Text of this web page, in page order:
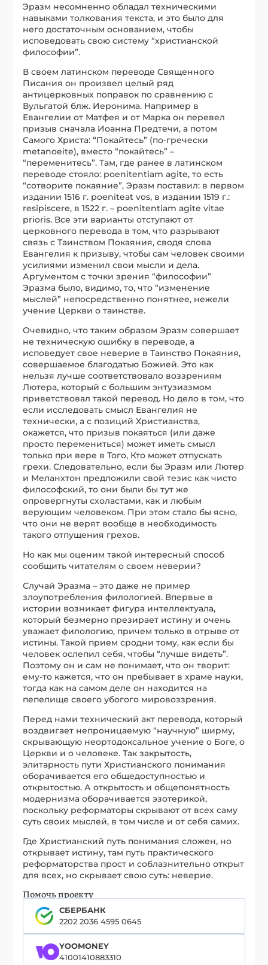
Эразм несомненно обладал техническими
навыками толкования текста, и это было для
него достаточным основанием, чтобы
исповедовать свою систему “христианской
философии”.
В своем латинском переводе Священного
Писания он произвел целый ряд
антицерковных поправок по сравнению с
Вульгатой блж. Иеронима. Например в
Евангелии от Матфея и от Марка он перевел
призыв сначала Иоанна Предтечи, а потом
Самого Христа: “Покайтесь” (по-гречески
metanoeite), вместо “покайтесь” –
“переменитесь”. Там, где ранее в латинском
переводе стояло: poenitentiam agite, то есть
“сотворите покаяние”, Эразм поставил: в первом
издании 1516 г. poeniteat vos, в издании 1519 г.:
resipiscere, в 1522 г. – poenitentiam agite vitae
prioris. Все эти варианты отступают от
церковного перевода в том, что разрывают
связь с Таинством Покаяния, сводя слова
Евангелия к призыву, чтобы сам человек своими
усилиями изменил свои мысли и дела.
Аргументом с точки зрения “философии”
Эразма было, видимо, то, что “изменение
мыслей” непосредственно понятнее, нежели
учение Церкви о таинстве.
Очевидно, что таким образом Эразм совершает
не техническую ошибку в переводе, а
исповедует свое неверие в Таинство Покаяния,
совершаемое благодатью Божией. Это как
нельзя лучше соответствовало воззрениям
Лютера, который с большим энтузиазмом
приветствовал такой перевод. Но дело в том, что
если исследовать смысл Евангелия не
технически, а с позиций Христианства,
окажется, что призыв покаяться (или даже
просто перемениться) может иметь смысл
только при вере в Того, Кто может отпускать
грехи. Следовательно, если бы Эразм или Лютер
и Меланхтон предложили свой тезис как чисто
философский, то они были бы тут же
опровергнуты схоластами, как и любым
верующим человеком. При этом стало бы ясно,
что они не верят вообще в необходимость
такого отпущения грехов.
Но как мы оценим такой интересный способ
сообщить читателям о своем неверии?
Случай Эразма – это даже не пример
злоупотребления филологией. Впервые в
истории возникает фигура интеллектуала,
который безмерно презирает истину и очень
уважает филологию, причем только в отрыве от
истины. Такой прием сродни тому, как если бы
человек ослепил себя, чтобы “лучше видеть”.
Поэтому он и сам не понимает, что он творит:
ему-то кажется, что он пребывает в храме науки,
тогда как на самом деле он находится на
пепелище своего убогого мировоззрения.
Перед нами технический акт перевода, который
воздвигает непроницаемую “научную” ширму,
скрывающую неортодоксальное учение о Боге, о
Церкви и о человеке. Так закрытость,
элитарность пути Христианского понимания
оборачивается его общедоступностью и
открытостью. А открытость и общепонятность
модернизма оборачивается эзотерикой,
поскольку реформаторы скрывают от всех саму
суть своих мыслей, в том числе и от себя самих.
Где Христианский путь понимания сложен, но
открывает истину, там путь практического
реформаторства прост и соблазнительно открыт
для всех, но скрывает свою суть: неверие.
Помочь проекту
СБЕРБАНК
2202 2036 4595 0645
YOOMONEY
41001410883310